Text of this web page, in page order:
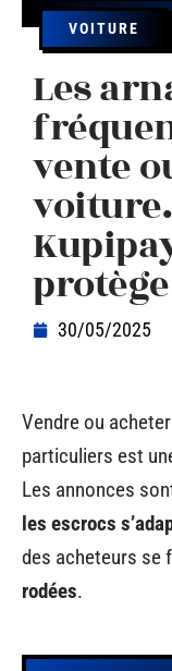
VOITURE
Les
vente
protège
30/05/2025
Vendre ou
particuliers est
Les annonces
les escrocs
des acheteurs se
rodées.